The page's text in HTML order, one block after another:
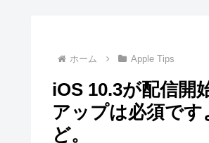
ホーム Apple Tips
iOS 10.3が配信開
アップは必須です
ど。